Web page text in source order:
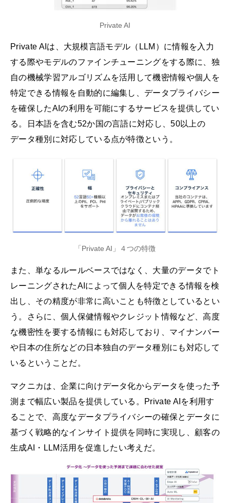
Private AI
Private AIは、大規模言語モデル（LLM）に情報を入力
する際やモデルのファインチューニングをする際に、独
自の機械学習アルゴリズムを活用して機密情報や個人を
特定できる情報を自動的に編集し、データプライバシー
を確保したAIの利用を可能にするサービスを提供してい
る。日本語を含む52か国の言語に対応し、50以上の
データ種別に対応している点が特徴という。
「Private AI」４つの特徴
また、単なるルールベースではなく、大量のデータでト
レーニングされたAIによって個人を特定できる情報を検
出し、その精度が非常に高いことも特徴としているとい
う。さらに、個人保健情報やクレジット情報など、高度
な機密性を要する情報にも対応しており、マイナンバー
や日本の住所などの日本独自のデータ種別にも対応して
いるということだ。
マクニカは、企業に向けデータ化からデータを使った予
測まで幅広い製品を提供している。Private AIを利用す
ることで、高度なデータプライバシーの確保とデータに
基づく戦略的なインサイト提供を同時に実現し、顧客の
生成AI・LLM活用を促進したい考えだ。